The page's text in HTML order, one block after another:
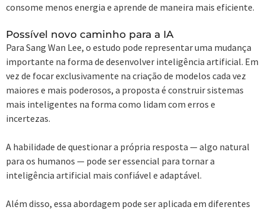
consome menos energia e aprende de maneira mais eficiente.
Possível novo caminho para a IA
Para Sang Wan Lee, o estudo pode representar uma mudança
importante na forma de desenvolver inteligência artificial. Em
vez de focar exclusivamente na criação de modelos cada vez
maiores e mais poderosos, a proposta é construir sistemas
mais inteligentes na forma como lidam com erros e
incertezas.
A habilidade de questionar a própria resposta — algo natural
para os humanos — pode ser essencial para tornar a
inteligência artificial mais confiável e adaptável.
Além disso, essa abordagem pode ser aplicada em diferentes